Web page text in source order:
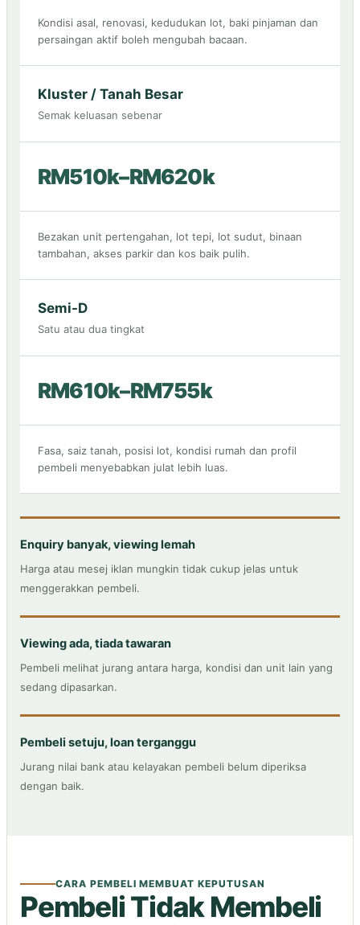
Kondisi asal, renovasi, kedudukan lot, baki pinjaman dan
persaingan aktif boleh mengubah bacaan.
Kluster / Tanah Besar
Semak keluasan sebenar
RM510k–RM620k
Bezakan unit pertengahan, lot tepi, lot sudut, binaan
tambahan, akses parkir dan kos baik pulih.
Semi-D
Satu atau dua tingkat
RM610k–RM755k
Fasa, saiz tanah, posisi lot, kondisi rumah dan profil
pembeli menyebabkan julat lebih luas.
Enquiry banyak, viewing lemah
Harga atau mesej iklan mungkin tidak cukup jelas untuk
menggerakkan pembeli.
Viewing ada, tiada tawaran
Pembeli melihat jurang antara harga, kondisi dan unit lain yang
sedang dipasarkan.
Pembeli setuju, loan terganggu
Jurang nilai bank atau kelayakan pembeli belum diperiksa
dengan baik.
CARA PEMBELI MEMBUAT KEPUTUSAN
Pembeli Tidak Membeli